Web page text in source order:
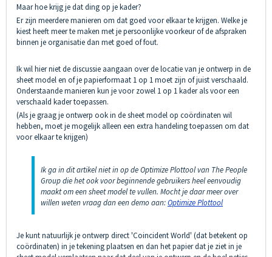
Maar hoe krijg je dat ding op je kader?
Er zijn meerdere manieren om dat goed voor elkaar te krijgen. Welke je
kiest heeft meer te maken met je persoonlijke voorkeur of de afspraken
binnen je organisatie dan met goed of fout.
Ik wil hier niet de discussie aangaan over de locatie van je ontwerp in de
sheet model en of je papierformaat 1 op 1 moet zijn of juist verschaald.
Onderstaande manieren kun je voor zowel 1 op 1 kader als voor een
verschaald kader toepassen.
(Als je graag je ontwerp ook in de sheet model op coördinaten wil
hebben, moet je mogelijk alleen een extra handeling toepassen om dat
voor elkaar te krijgen)
Ik ga in dit artikel niet in op de Optimize Plottool van The People
Group die het ook voor beginnende gebruikers heel eenvoudig
maakt om een sheet model te vullen. Mocht je daar meer over
willen weten vraag dan een demo aan:Optimize Plottool
Je kunt natuurlijk je ontwerp direct 'Coincident World' (dat betekent op
coördinaten) in je tekening plaatsen en dan het papier dat je ziet in je